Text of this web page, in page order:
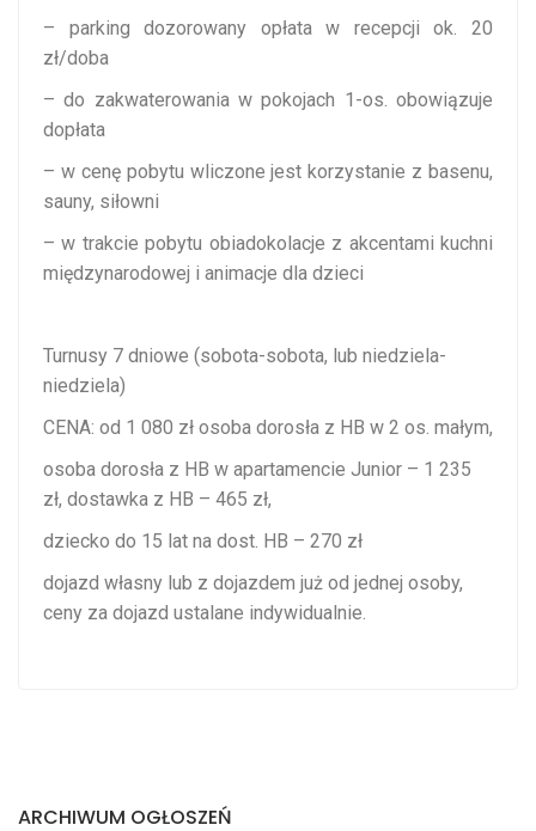
– parking dozorowany opłata w recepcji ok. 20
zł/doba
– do zakwaterowania w pokojach 1-os. obowiązuje
dopłata
– w cenę pobytu wliczone jest korzystanie z basenu,
sauny, siłowni
– w trakcie pobytu obiadokolacje z akcentami kuchni
międzynarodowej i animacje dla dzieci
Turnusy 7 dniowe (sobota-sobota, lub niedziela-
niedziela)
CENA: od 1 080 zł osoba dorosła z HB w 2 os. małym,
osoba dorosła z HB w apartamencie Junior – 1 235
zł, dostawka z HB – 465 zł,
dziecko do 15 lat na dost. HB – 270 zł
dojazd własny lub z dojazdem już od jednej osoby,
ceny za dojazd ustalane indywidualnie.
ARCHIWUM OGŁOSZEŃ